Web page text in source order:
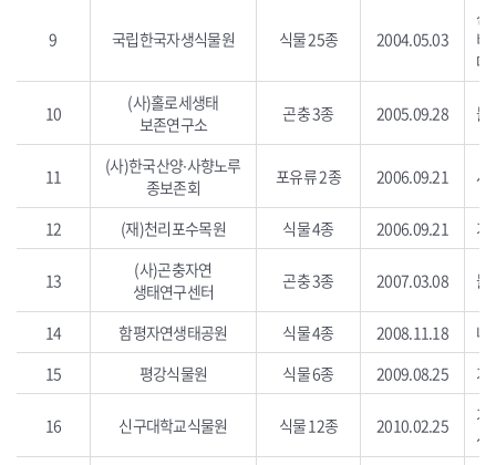
9 국립한국자생식물원 식물 25종 2004.05.03
산
비
대
10
(사)홀로세생태
보존연구소
곤충 3종 2005.09.28 붉
11
(사)한국산양∙사향노루
종보존회
포유류 2종 2006.09.21 사
12 (재)천리포수목원 식물 4종 2006.09.21 가
13
(사)곤충자연
생태연구센터
곤충 3종 2007.03.08 붉
14 함평자연생태공원 식물 4종 2008.11.18
나
15
평강식물원 식물 6종 2009.08.25 가
16 신구대학교식물원 식물 12종 2010.02.25
가
시